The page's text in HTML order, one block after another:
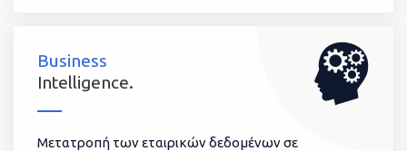
Business
Intelligence.
Μετατροπή των εταιρικών δεδομένων σε